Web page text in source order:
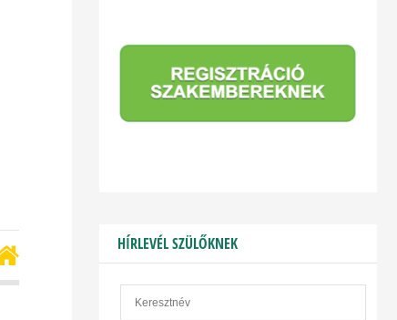
HÍRLEVÉL SZÜLŐKNEK